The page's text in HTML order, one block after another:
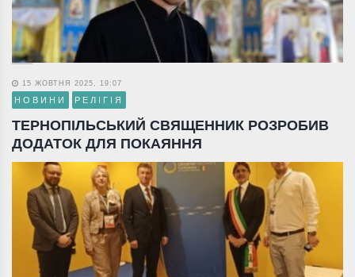
15 ЖОВТНЯ 2025, 19:07
НОВИНИ РЕЛІГІЯ
ТЕРНОПІЛЬСЬКИЙ СВЯЩЕННИК РОЗРОБИВ
ДОДАТОК ДЛЯ ПОКАЯННЯ